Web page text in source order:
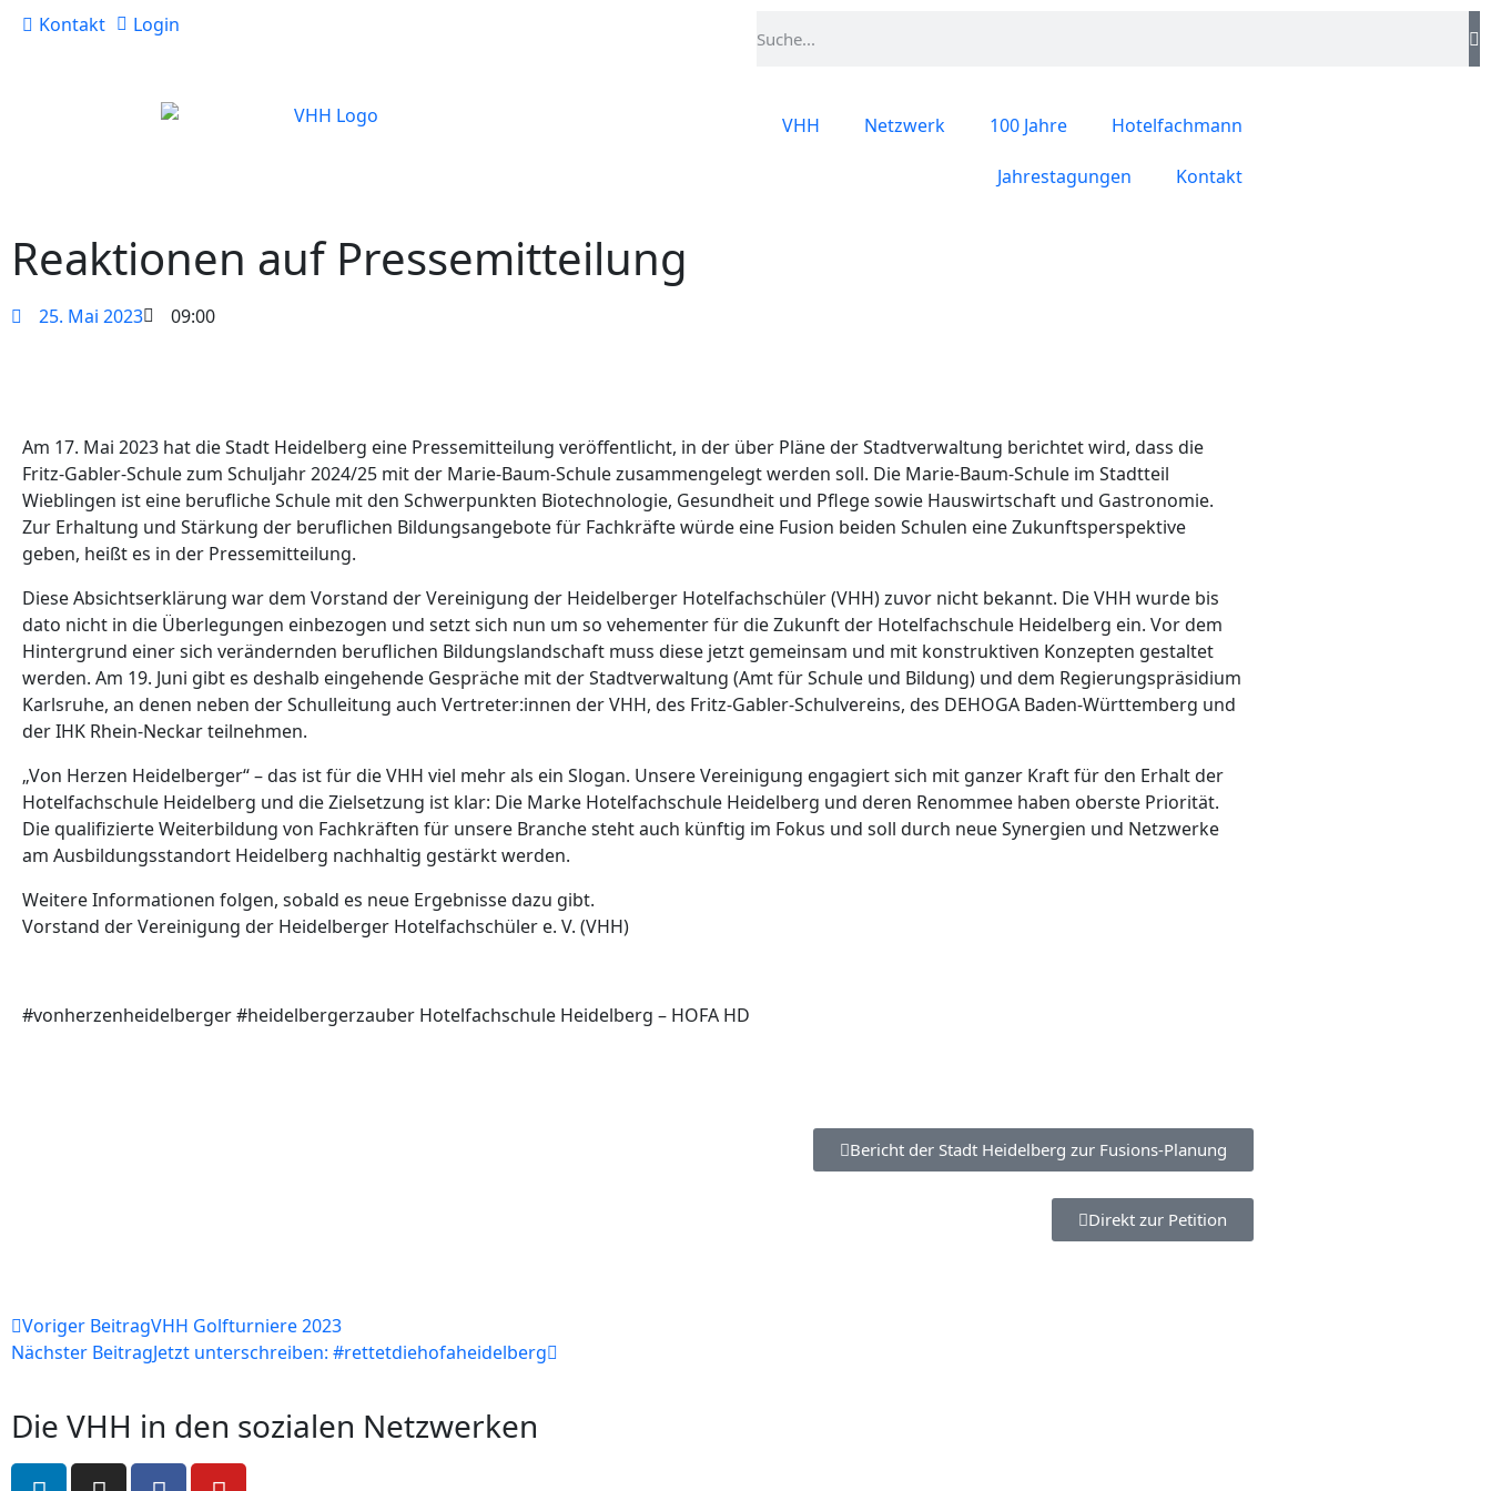
Kontakt Login
VHH Netzwerk 100 Jahre Hotelfachmann
Jahrestagungen Kontakt
Reaktionen auf Pressemitteilung
25. Mai 2023 09:00
Am 17. Mai 2023 hat die Stadt Heidelberg eine Pressemitteilung veröffentlicht, in der über Pläne der Stadtverwaltung berichtet wird, dass die
Fritz-Gabler-Schule zum Schuljahr 2024/25 mit der Marie-Baum-Schule zusammengelegt werden soll. Die Marie-Baum-Schule im Stadtteil
Wieblingen ist eine berufliche Schule mit den Schwerpunkten Biotechnologie, Gesundheit und Pflege sowie Hauswirtschaft und Gastronomie.
Zur Erhaltung und Stärkung der beruflichen Bildungsangebote für Fachkräfte würde eine Fusion beiden Schulen eine Zukunftsperspektive
geben, heißt es in der Pressemitteilung.
Diese Absichtserklärung war dem Vorstand der Vereinigung der Heidelberger Hotelfachschüler (VHH) zuvor nicht bekannt. Die VHH wurde bis
dato nicht in die Überlegungen einbezogen und setzt sich nun um so vehementer für die Zukunft der Hotelfachschule Heidelberg ein. Vor dem
Hintergrund einer sich verändernden beruflichen Bildungslandschaft muss diese jetzt gemeinsam und mit konstruktiven Konzepten gestaltet
werden. Am 19. Juni gibt es deshalb eingehende Gespräche mit der Stadtverwaltung (Amt für Schule und Bildung) und dem Regierungspräsidium
Karlsruhe, an denen neben der Schulleitung auch Vertreter:innen der VHH, des Fritz-Gabler-Schulvereins, des DEHOGA Baden-Württemberg und
der IHK Rhein-Neckar teilnehmen.
„Von Herzen Heidelberger“ – das ist für die VHH viel mehr als ein Slogan. Unsere Vereinigung engagiert sich mit ganzer Kraft für den Erhalt der
Hotelfachschule Heidelberg und die Zielsetzung ist klar: Die Marke Hotelfachschule Heidelberg und deren Renommee haben oberste Priorität.
Die qualifizierte Weiterbildung von Fachkräften für unsere Branche steht auch künftig im Fokus und soll durch neue Synergien und Netzwerke
am Ausbildungsstandort Heidelberg nachhaltig gestärkt werden.
Weitere Informationen folgen, sobald es neue Ergebnisse dazu gibt.
Vorstand der Vereinigung der Heidelberger Hotelfachschüler e. V. (VHH)
#vonherzenheidelberger #heidelbergerzauber Hotelfachschule Heidelberg – HOFA HD
Bericht der Stadt Heidelberg zur Fusions-Planung
Direkt zur Petition
Voriger BeitragVHH Golfturniere 2023
Nächster BeitragJetzt unterschreiben: #rettetdiehofaheidelberg
Die VHH in den sozialen Netzwerken